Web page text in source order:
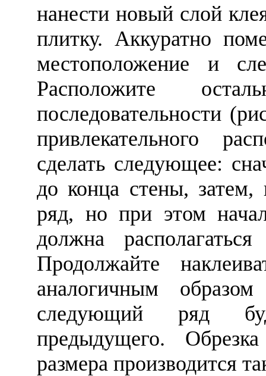
нанести новый слой
плитку. Аккуратно
местоположение и
Расположите
последовательности
привлекательного
сделать следующее:
до конца стены, затем,
ряд, но при этом
должна
Продолжайте
аналогичным
следующий ряд
предыдущего.
размера производится